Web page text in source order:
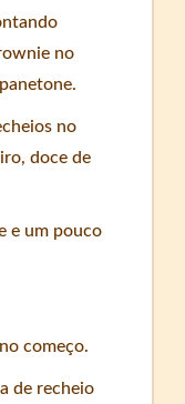
no
no
doce de
e um pouco
começo.
de recheio